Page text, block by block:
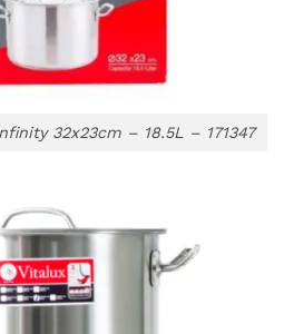
32x23cm – 18.5L – 171347